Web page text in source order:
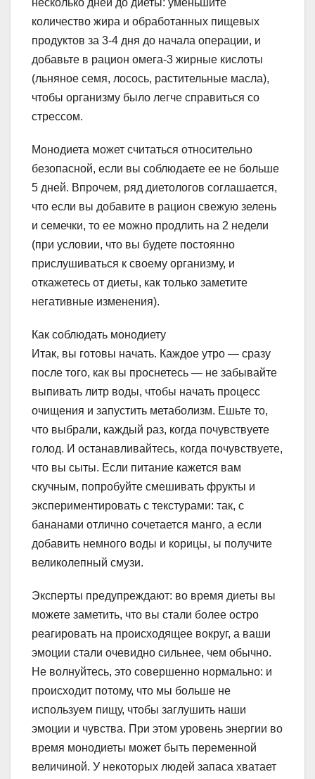
количество жира и обработанных пищевых
продуктов за 3-4 дня до начала операции, и
добавьте в рацион омега-3 жирные кислоты
(льняное семя, лосось, растительные масла),
чтобы организму было легче справиться со
стрессом.
Монодиета может считаться относительно
безопасной, если вы соблюдаете ее не больше
5 дней. Впрочем, ряд диетологов соглашается,
что если вы добавите в рацион свежую зелень
и семечки, то ее можно продлить на 2 недели
(при условии, что вы будете постоянно
прислушиваться к своему организму, и
откажетесь от диеты, как только заметите
негативные изменения).
Как соблюдать монодиету
Итак, вы готовы начать. Каждое утро — сразу
после того, как вы проснетесь — не забывайте
выпивать литр воды, чтобы начать процесс
очищения и запустить метаболизм. Ешьте то,
что выбрали, каждый раз, когда почувствуете
голод. И останавливайтесь, когда почувствуете,
что вы сыты. Если питание кажется вам
скучным, попробуйте смешивать фрукты и
экспериментировать с текстурами: так, с
бананами отлично сочетается манго, а если
добавить немного воды и корицы, ы получите
великолепный смузи.
Эксперты предупреждают: во время диеты вы
можете заметить, что вы стали более остро
реагировать на происходящее вокруг, а ваши
эмоции стали очевидно сильнее, чем обычно.
Не волнуйтесь, это совершенно нормально: и
происходит потому, что мы больше не
используем пищу, чтобы заглушить наши
эмоции и чувства. При этом уровень энергии во
время монодиеты может быть переменной
величиной. У некоторых людей запаса хватает